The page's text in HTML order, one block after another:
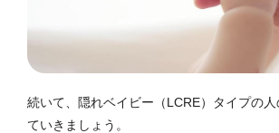
続いて、隠れベイビー（LCRE）タイプの
ていきましょう。